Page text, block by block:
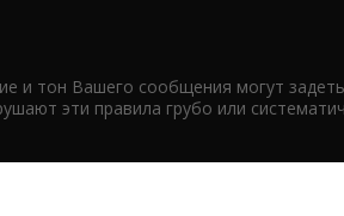
тон Вашего сообщения могут
эти правила грубо или